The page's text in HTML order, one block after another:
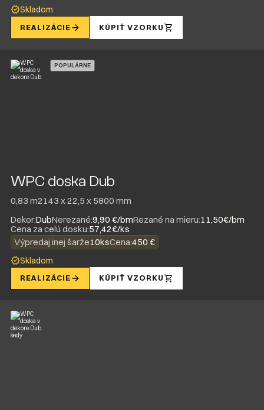
Skladom
REALIZÁCIE KÚPIŤ VZORKU
POPULÁRNE
WPC doska Dub
0,83 m2 143 x 22,5 x 5800 mm
Dekor:DubNerezané:9,90 €/bmRezané na mieru:11,50€/bm
Cena za celú dosku:57,42€/ks
Výpredaj inej šarže10ksCena:450 €
Skladom
REALIZÁCIE KÚPIŤ VZORKU